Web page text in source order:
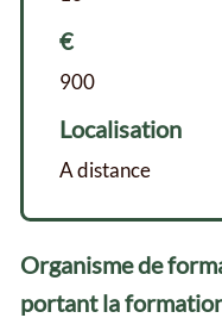
€
900
Localisation
A distance
Organisme de
portant la